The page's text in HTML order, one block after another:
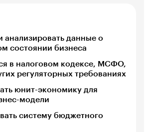
анализировать данные о
состоянии бизнеса
в налоговом кодексе, МСФО,
регуляторных требованиях
юнит-экономику для
модели
систему бюджетного